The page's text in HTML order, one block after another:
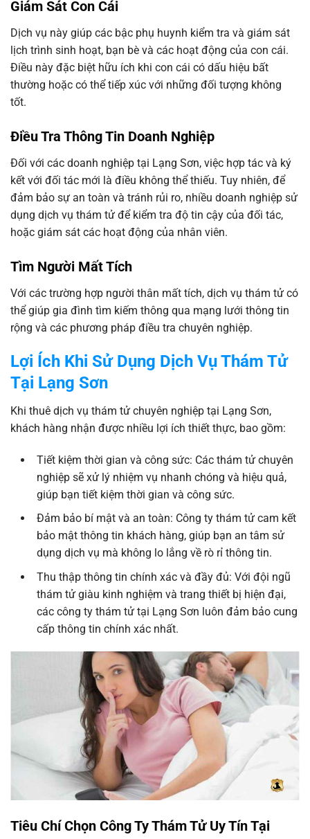
Giám Sát Con Cái
Dịch vụ này giúp các bậc phụ huynh kiểm tra và giám sát
lịch trình sinh hoạt, bạn bè và các hoạt động của con cái.
Điều này đặc biệt hữu ích khi con cái có dấu hiệu bất
thường hoặc có thể tiếp xúc với những đối tượng không
tốt.
Điều Tra Thông Tin Doanh Nghiệp
Đối với các doanh nghiệp tại Lạng Sơn, việc hợp tác và ký
kết với đối tác mới là điều không thể thiếu. Tuy nhiên, để
đảm bảo sự an toàn và tránh rủi ro, nhiều doanh nghiệp sử
dụng dịch vụ thám tử để kiểm tra độ tin cậy của đối tác,
hoặc giám sát các hoạt động của nhân viên.
Tìm Người Mất Tích
Với các trường hợp người thân mất tích, dịch vụ thám tử có
thể giúp gia đình tìm kiếm thông qua mạng lưới thông tin
rộng và các phương pháp điều tra chuyên nghiệp.
Lợi Ích Khi Sử Dụng Dịch Vụ Thám Tử
Tại Lạng Sơn
Khi thuê dịch vụ thám tử chuyên nghiệp tại Lạng Sơn,
khách hàng nhận được nhiều lợi ích thiết thực, bao gồm:
Tiết kiệm thời gian và công sức: Các thám tử chuyên
nghiệp sẽ xử lý nhiệm vụ nhanh chóng và hiệu quả,
giúp bạn tiết kiệm thời gian và công sức.
Đảm bảo bí mật và an toàn: Công ty thám tử cam kết
bảo mật thông tin khách hàng, giúp bạn an tâm sử
dụng dịch vụ mà không lo lắng về rò rỉ thông tin.
Thu thập thông tin chính xác và đầy đủ: Với đội ngũ
thám tử giàu kinh nghiệm và trang thiết bị hiện đại,
các công ty thám tử tại Lạng Sơn luôn đảm bảo cung
cấp thông tin chính xác nhất.
Tiêu Chí Chọn Công Ty Thám Tử Uy Tín Tại